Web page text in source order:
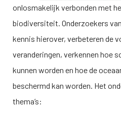
onlosmakelijk verbonden met
biodiversiteit. Onderzoekers
kennis hierover, verbeteren de
veranderingen, verkennen hoe
kunnen worden en hoe de
beschermd kan worden. Het
thema’s: